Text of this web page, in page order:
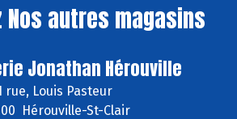
Nos autres magasins
Jonathan Hérouville
rue, Louis Pasteur
Hérouville-St-Clair